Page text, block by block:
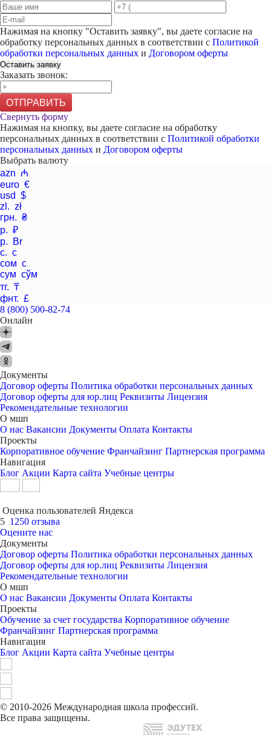
Нажимая на кнопку "Оставить заявку", вы даете согласие на
обработку персональных данных в соответствии с Политикой
обработки персональных данных и Договором оферты
Оставить заявку
Заказать звонок:
ОТПРАВИТЬ
Свернуть форму
Нажимая на кнопку, вы даете согласие на обработку
персональных данных в соответствии с Политикой обработки
персональных данных и Договором оферты
Выбрать валюту
azn ₼
euro €
usd $
zl. zł
грн. ₴
р. ₽
р. Br
с. с
сом с
сум сўм
тг. ₸
фнт. £
8 (800) 500-82-74
Онлайн
Документы
Договор оферты Политика обработки персональных данных
Договор оферты для юр.лиц Реквизиты Лицензия
Рекомендательные технологии
О мшп
О нас Вакансии Документы Оплата Контакты
Проекты
Корпоративное обучение Франчайзинг Партнерская программа
Навигация
Блог Акции Карта сайта Учебные центры
Оценка пользователей Яндекса
5 1250 отзыва
Оцените нас
Документы
Договор оферты Политика обработки персональных данных
Договор оферты для юр.лиц Реквизиты Лицензия
Рекомендательные технологии
О мшп
О нас Вакансии Документы Оплата Контакты
Проекты
Обучение за счет государства Корпоративное обучение
Франчайзинг Партнерская программа
Навигация
Блог Акции Карта сайта Учебные центры
© 2010-2026 Международная школа профессий.
Все права защищены.